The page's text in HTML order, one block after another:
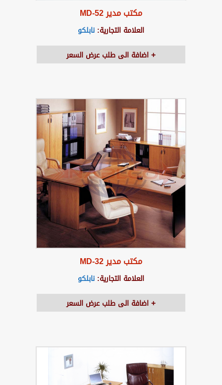
مكتب مدير MD-52
العلامة التجارية: نابلكو
اضافة الى طلب عرض السعر
مكتب مدير MD-32
العلامة التجارية: نابلكو
اضافة الى طلب عرض السعر